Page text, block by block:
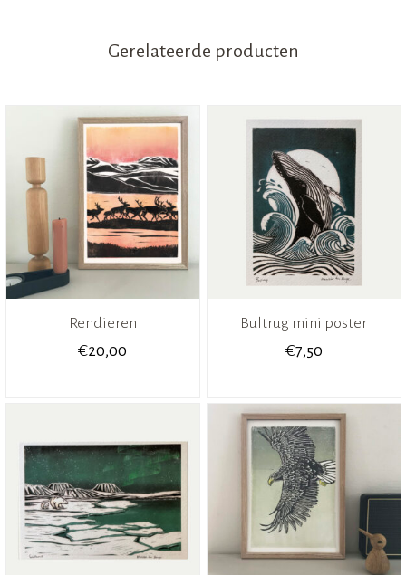
Gerelateerde producten
Rendieren
€20,00
Bultrug mini poster
€7,50